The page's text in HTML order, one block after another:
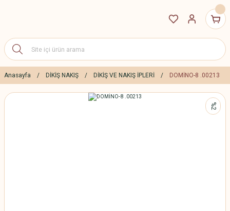
Anasayfa DİKİŞ NAKIŞ DİKİŞ VE NAKIŞ İPLERİ DOMİNO-8 .00213
%2